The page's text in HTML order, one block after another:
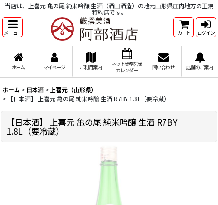
当店は、上喜元 亀の尾 純米吟醸 生酒（酒田酒造）の地元山形県庄内地方の正規
特約店です。
メニュー カート ログイン
ホーム マイページ ご利用案内
ネット業務営業
カレンダー
問い合わせ 店舗のご案内
ホーム > 日本酒 > 上喜元（山形県）
>
【日本酒】 上喜元 亀の尾 純米吟醸 生酒 R7BY 1.8L（要冷蔵）
【日本酒】 上喜元 亀の尾 純米吟醸 生酒 R7BY
1.8L（要冷蔵）